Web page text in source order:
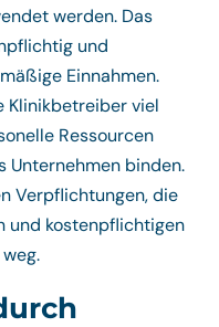
werden. Das
und
Einnahmen.
Klinikbetreiber viel
Ressourcen
Unternehmen binden.
Verpflichtungen, die
und kostenpflichtigen